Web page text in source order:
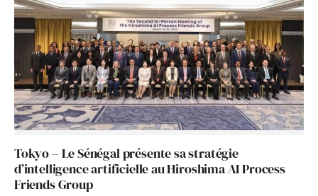
Tokyo – Le Sénégal présente sa stratégie
d’intelligence artificielle au Hiroshima AI Process
Friends Group